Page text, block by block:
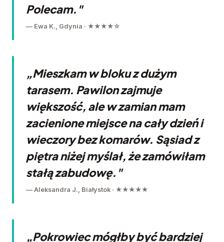
Polecam."
— Ewa K., Gdynia · ★★★★☆
„Mieszkam w bloku z dużym
tarasem. Pawilon zajmuje
większość, ale w zamian mam
zacienione miejsce na cały dzień i
wieczory bez komarów. Sąsiad z
piętra niżej myślał, że zamówiłam
stałą zabudowę."
— Aleksandra J., Białystok · ★★★★★
„Pokrowiec mógłby być bardziej